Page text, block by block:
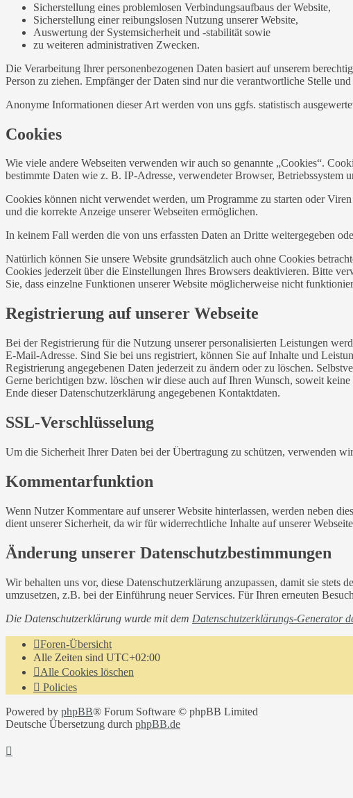
Sicherstellung eines problemlosen Verbindungsaufbaus der Website,
Sicherstellung einer reibungslosen Nutzung unserer Website,
Auswertung der Systemsicherheit und -stabilität sowie
zu weiteren administrativen Zwecken.
Die Verarbeitung Ihrer personenbezogenen Daten basiert auf unserem
Person zu ziehen. Empfänger der Daten sind nur die verantwortliche Stelle
Anonyme Informationen dieser Art werden von uns ggfs. statistisch
Cookies
Wie viele andere Webseiten verwenden wir auch so genannte „Cookies“.
bestimmte Daten wie z. B. IP-Adresse, verwendeter Browser, Betriebssystem
Cookies können nicht verwendet werden, um Programme zu starten oder
und die korrekte Anzeige unserer Webseiten ermöglichen.
In keinem Fall werden die von uns erfassten Daten an Dritte weitergegeben
Natürlich können Sie unsere Website grundsätzlich auch ohne Cookies
Cookies jederzeit über die Einstellungen Ihres Browsers deaktivieren. Bitte
Sie, dass einzelne Funktionen unserer Website möglicherweise nicht
Registrierung auf unserer Webseite
Bei der Registrierung für die Nutzung unserer personalisierten Leistungen
E-Mail-Adresse. Sind Sie bei uns registriert, können Sie auf Inhalte und
Registrierung angegebenen Daten jederzeit zu ändern oder zu löschen.
Gerne berichtigen bzw. löschen wir diese auch auf Ihren Wunsch, soweit
Ende dieser Datenschutzerklärung angegebenen Kontaktdaten.
SSL-Verschlüsselung
Um die Sicherheit Ihrer Daten bei der Übertragung zu schützen, verwenden
Kommentarfunktion
Wenn Nutzer Kommentare auf unserer Website hinterlassen, werden neben
dient unserer Sicherheit, da wir für widerrechtliche Inhalte auf unserer
Änderung unserer Datenschutzbestimmungen
Wir behalten uns vor, diese Datenschutzerklärung anzupassen, damit sie
umzusetzen, z.B. bei der Einführung neuer Services. Für Ihren erneuten
Die Datenschutzerklärung wurde mit dem Datenschutzerklärungs-Generator
Foren-Übersicht
Alle Zeiten sind UTC+02:00
Alle Cookies löschen
Policies
Powered by phpBB® Forum Software © phpBB Limited
Deutsche Übersetzung durch phpBB.de